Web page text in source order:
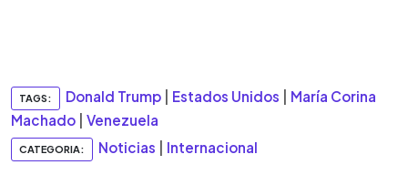
TAGS: Donald Trump Estados Unidos
María Corina
Machado
Venezuela
CATEGORIA: Noticias Internacional